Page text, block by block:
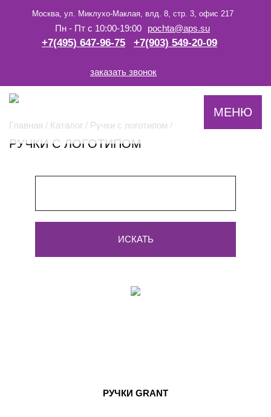
Москва, ул. Миклухо-Маклая, влд. 8, стр. 3, офис 217
Пн - Пт c 10:00-19:00 pochta@aps.su
+7(495) 647-96-75 +7(903) 549-20-09
заказать звонок
МЕНЮ
Главная / Каталог / Ручки с логотипом /
РУЧКИ С ЛОГОТИПОМ
ИСКАТЬ
РУЧКИ GRANT